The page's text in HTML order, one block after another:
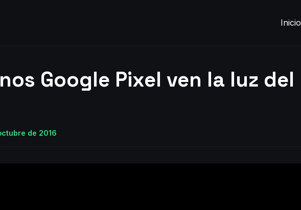
Inicio
Google Pixel ven la luz del
de 2016